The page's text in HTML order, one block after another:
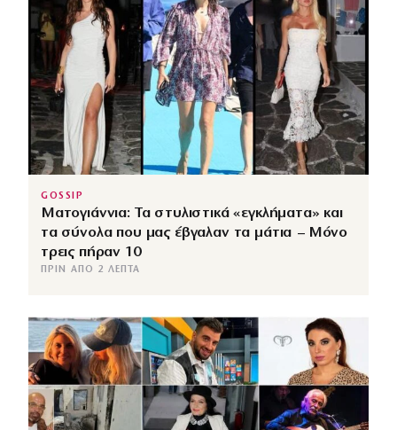
GOSSIP
Ματογιάννια: Τα στυλιστικά «εγκλήματα» και
τα σύνολα που μας έβγαλαν τα μάτια – Μόνο
τρεις πήραν 10
ΠΡΙΝ ΑΠΌ 2 ΛΕΠΤΆ